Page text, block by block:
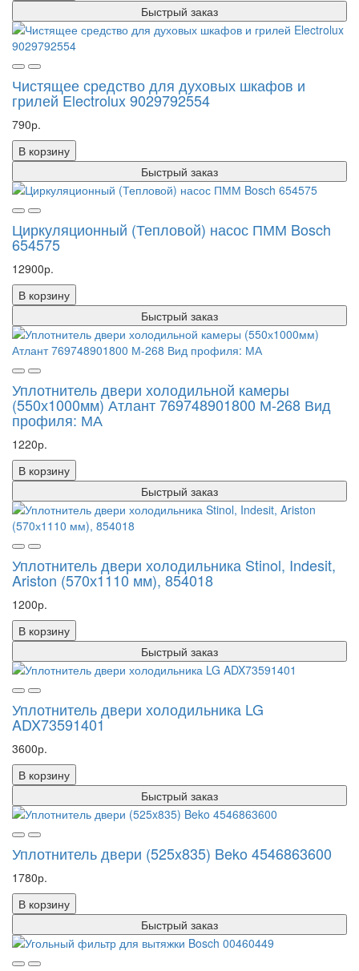
Быстрый заказ
Чистящее средство для духовых шкафов и
грилей Electrolux 9029792554
790р.
В корзину
Быстрый заказ
Циркуляционный (Тепловой) насос ПММ Bosch
654575
12900р.
В корзину
Быстрый заказ
Уплотнитель двери холодильной камеры
(550х1000мм) Атлант 769748901800 М-268 Вид
профиля: МА
1220р.
В корзину
Быстрый заказ
Уплотнитель двери холодильника Stinol, Indesit,
Ariston (570х1110 мм), 854018
1200р.
В корзину
Быстрый заказ
Уплотнитель двери холодильника LG
ADX73591401
3600р.
В корзину
Быстрый заказ
Уплотнитель двери (525x835) Beko 4546863600
1780р.
В корзину
Быстрый заказ